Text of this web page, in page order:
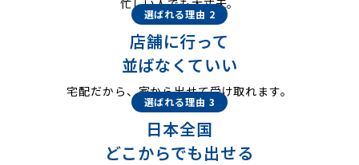
選ばれる理由 2
店舗に行って
並ばなくていい
宅配だから、家から出せて受け取れます。
選ばれる理由 3
日本全国
どこからでも出せる